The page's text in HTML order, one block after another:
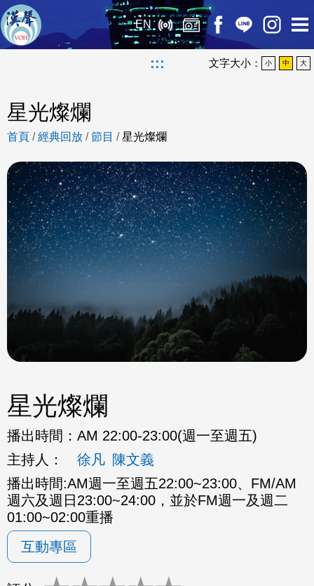
EN
::: 文字大小： 小 中 大
星光燦爛
首頁 /經典回放 /節目 /星光燦爛
星光燦爛
播出時間： AM 22:00-23:00(週一至週五)
主持人：
徐凡 陳文義
播出時間:AM週一至週五22:00~23:00、FM/AM
週六及週日23:00~24:00，並於FM週一及週二
01:00~02:00重播
互動專區